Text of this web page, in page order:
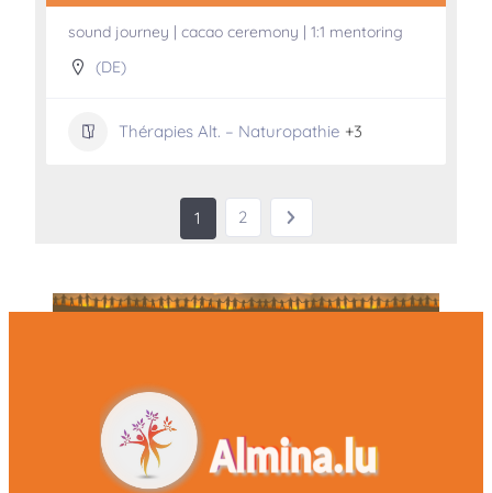
sound journey | cacao ceremony | 1:1 mentoring
(DE)
Thérapies Alt. – Naturopathie +3
1 2